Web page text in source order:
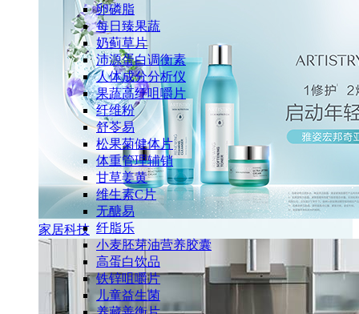
家居科技
卵磷脂
每日臻果蔬
奶蓟草片
沛源蛋白调衡素
人体成分分析仪
果蔬高纤咀嚼片
纤维粉
舒苓易
松果菊健体片
体重管理辅销
甘草姜黄
维生素C片
无醣易
纤脂乐
小麦胚芽油营养胶囊
高蛋白饮品
铁锌咀嚼片
儿童益生菌